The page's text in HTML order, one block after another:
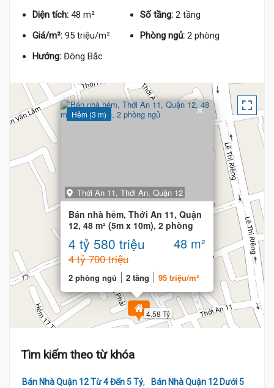
Diện tích: 48 m² Số tầng: 2 tầng
Giá/m²: 95 triệu/m² Phòng ngủ: 2 phòng
Hướng: Đông Bắc
4.58 Tỷ
Hẻm (3 m)
Thới An 11, Thới An, Quận 12
Bán nhà hẻm, Thới An 11, Quận
12, 48 m² (5m x 10m), 2 phòng
4 tỷ 580 triệu 48 m²
4 tỷ 700 triệu
2 phòng ngủ 2 tầng 95 triệu/m²
×
Tìm kiếm theo từ khóa
Bán Nhà Quận 12 Từ 4 Đến 5 Tỷ,
Bán Nhà Quận 12 Dưới 5